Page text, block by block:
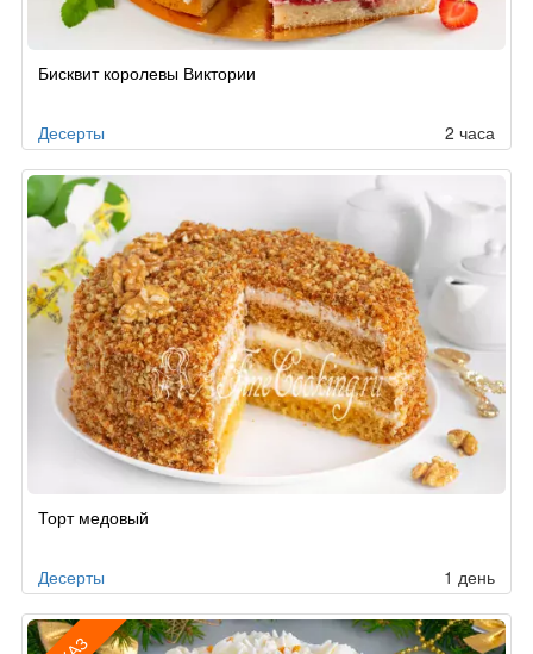
Бисквит королевы Виктории
Десерты 2 часа
Торт медовый
Десерты 1 день